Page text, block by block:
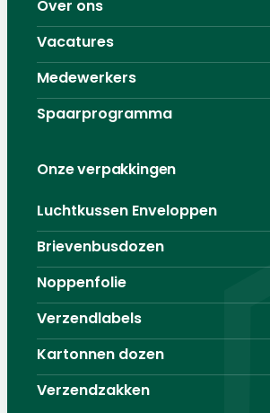
Over ons
Vacatures
Medewerkers
Spaarprogramma
Onze verpakkingen
Luchtkussen Enveloppen
Brievenbusdozen
Noppenfolie
Verzendlabels
Kartonnen dozen
Verzendzakken